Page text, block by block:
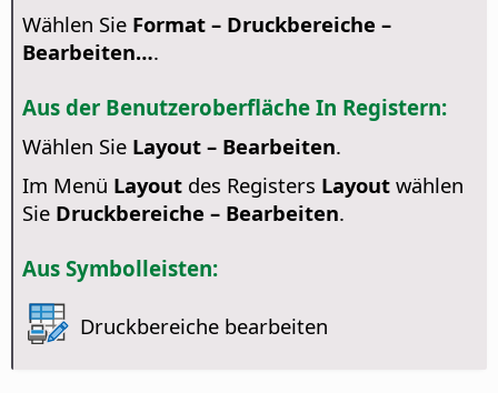
Wählen Sie Format – Druckbereiche –
Bearbeiten….
Aus der Benutzeroberfläche In Registern:
Wählen Sie Layout – Bearbeiten.
Im Menü Layoutdes Registers Layoutwählen
Sie Druckbereiche – Bearbeiten.
Aus Symbolleisten:
Druckbereiche bearbeiten